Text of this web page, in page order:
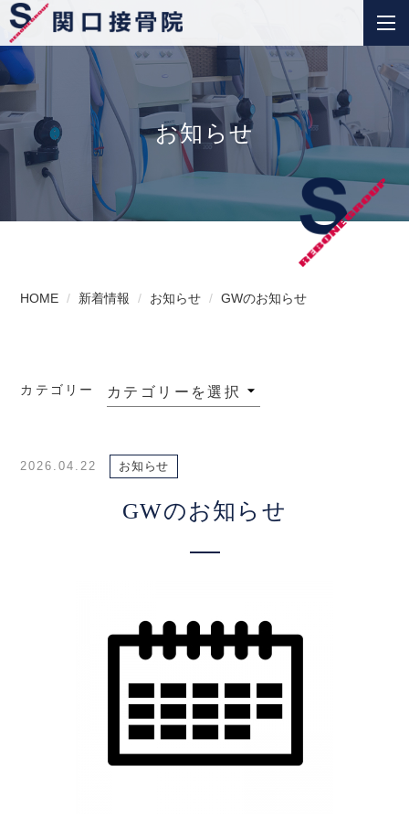
お知らせ
HOME 新着情報 お知らせ GWのお知らせ
カテゴリー
2026.04.22 お知らせ
GWのお知らせ